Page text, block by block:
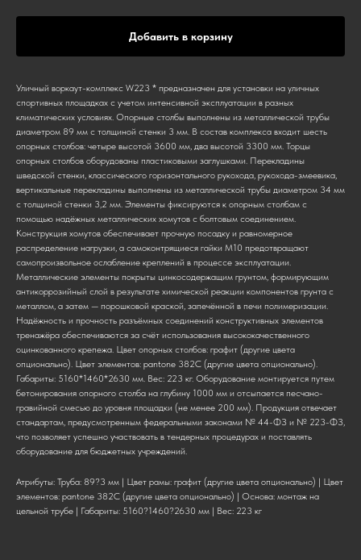
Добавить в корзину
Уличный воркаут-комплекс W223 * предназначен для установки на уличных
спортивных площадках с учетом интенсивной эксплуатации в разных
климатических условиях. Опорные столбы выполнены из металлической трубы
диаметром 89 мм с толщиной стенки 3 мм. В состав комплекса входит шесть
опорных столбов: четыре высотой 3600 мм, два высотой 3300 мм. Торцы
опорных столбов оборудованы пластиковыми заглушками. Перекладины
шведской стенки, классического горизонтального рукохода, рукохода-змеевика,
вертикальные перекладины выполнены из металлической трубы диаметром 34 мм
с толщиной стенки 3,2 мм. Элементы фиксируются к опорным столбам с
помощью надёжных металлических хомутов с болтовым соединением.
Конструкция хомутов обеспечивает прочную посадку и равномерное
распределение нагрузки, а самоконтрящиеся гайки М10 предотвращают
самопроизвольное ослабление креплений в процессе эксплуатации.
Металлические элементы покрыты цинкосодержащим грунтом, формирующим
антикоррозийный слой в результате химической реакции компонентов грунта с
металлом, а затем — порошковой краской, запечённой в печи полимеризации.
Надёжность и прочность разъёмных соединений конструктивных элементов
тренажёра обеспечиваются за счёт использования высококачественного
оцинкованного крепежа. Цвет опорных столбов: графит (другие цвета
опционально). Цвет элементов: pantone 382C (другие цвета опционально).
Габариты: 5160*1460*2630 мм. Вес: 223 кг. Оборудование монтируется путем
бетонирования опорного столба на глубину 1000 мм и отсыпается песчано-
гравийной смесью до уровня площадки (не менее 200 мм). Продукция отвечает
стандартам, предусмотренным федеральными законами № 44-ФЗ и № 223-ФЗ,
что позволяет успешно участвовать в тендерных процедурах и поставлять
оборудование для бюджетных учреждений.
Атрибуты: Труба: 89?3 мм | Цвет рамы: графит (другие цвета опционально) | Цвет
элементов: pantone 382C (другие цвета опционально) | Основа: монтаж на
цельной трубе | Габариты: 5160?1460?2630 мм | Вес: 223 кг